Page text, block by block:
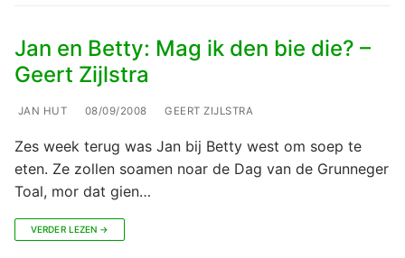
Jan en Betty: Mag ik den bie die? –
Geert Zijlstra
JAN HUT 08/09/2008 GEERT ZIJLSTRA
Zes week terug was Jan bij Betty west om soep te
eten. Ze zollen soamen noar de Dag van de Grunneger
Toal, mor dat gien…
VERDER LEZEN →